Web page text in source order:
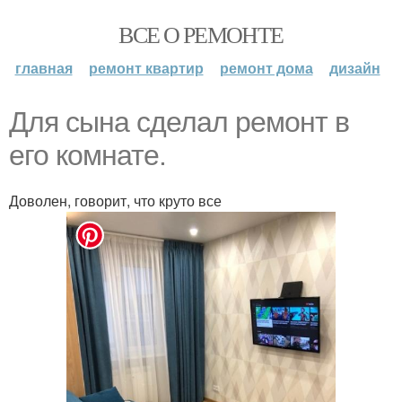
ВСЕ О РЕМОНТЕ
главная ремонт квартир ремонт дома дизайн
Для сына сделал ремонт в
его комнате.
Доволен, говорит, что круто все